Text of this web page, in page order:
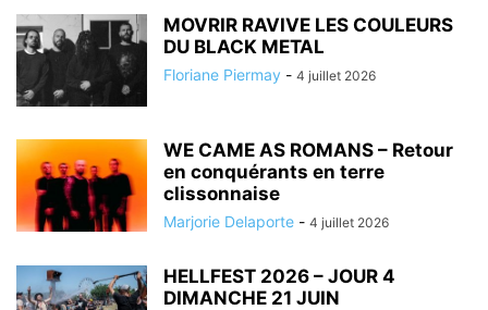
MOVRIR RAVIVE LES COULEURS
DU BLACK METAL
Floriane Piermay - 4 juillet 2026
WE CAME AS ROMANS – Retour
en conquérants en terre
clissonnaise
Marjorie Delaporte - 4 juillet 2026
HELLFEST 2026 – JOUR 4
DIMANCHE 21 JUIN